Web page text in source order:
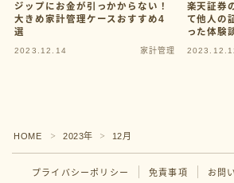
検索
2024年4月
2024年3月
ジップにお金が引っかからない！
大きめ家計管理ケースおすすめ4
選
2023.12.14 家計管理
楽天証券
て他人の
った体験
HOME ＞ 2023年 ＞ 12月
プライバシーポリシー 免責事項 お問